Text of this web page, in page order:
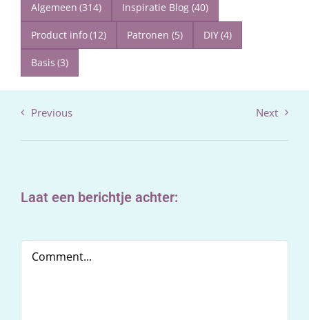
Algemeen (314) Inspiratie Blog (40)
Product info(12) Patronen (5) DIY(4)
Basis (3)
Previous Next
Laat een berichtje achter: